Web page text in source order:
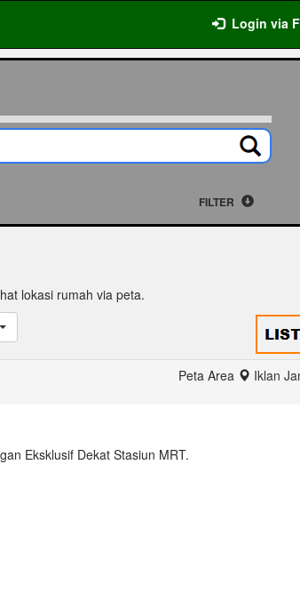
Login via
FILTER
lokasi rumah via peta.
Peta Area Iklan
Eksklusif Dekat Stasiun MRT.